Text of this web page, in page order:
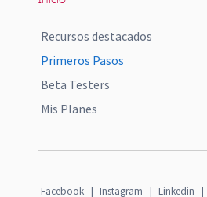
Recursos destacados
Primeros Pasos
Beta Testers
Mis Planes
Facebook | Instagram | Linkedin |